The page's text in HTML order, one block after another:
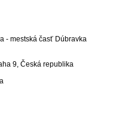
- mestská časť Dúbravka
9, Česká republika